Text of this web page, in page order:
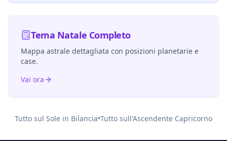
Tema Natale Completo
Mappa astrale dettagliata con posizioni planetarie e
case.
Vai ora
Tutto sul Sole in Bilancia•Tutto sull'Ascendente Capricorno